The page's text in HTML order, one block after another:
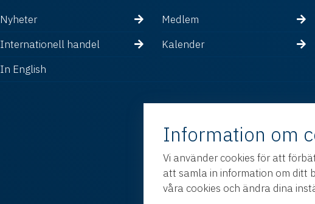
Nyheter Medlem
Internationell handel
Kalender
In English
Information om
Vi använder cookies för att
att samla in information om ditt
våra cookies och ändra dina